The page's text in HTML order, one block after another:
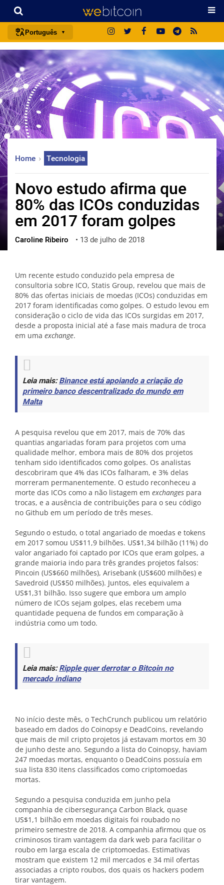
Português
português (BR)
english
español
français
italiano
deutsch
中文
한국어
العربية
ไทย
ქართული
Home Tecnologia
Novo estudo afirma que
80% das ICOs conduzidas
em 2017 foram golpes
Caroline Ribeiro • 13 de julho de 2018
Um recente estudo conduzido pela empresa de
consultoria sobre ICO, Statis Group, revelou que mais de
80% das ofertas iniciais de moedas (ICOs) conduzidas em
2017 foram identificadas como golpes. O estudo levou em
consideração o ciclo de vida das ICOs surgidas em 2017,
desde a proposta inicial até a fase mais madura de troca
em uma exchange.
Leia mais:Binance está apoiando a criação do
primeiro banco descentralizado do mundo em
Malta
A pesquisa revelou que em 2017, mais de 70% das
quantias angariadas foram para projetos com uma
qualidade melhor, embora mais de 80% dos projetos
tenham sido identificados como golpes. Os analistas
descobriram que 4% das ICOs falharam, e 3% delas
morreram permanentemente. O estudo reconheceu a
morte das ICOs como a não listagem em exchanges para
trocas, e a ausência de contribuições para o seu código
no Github em um período de três meses.
Segundo o estudo, o total angariado de moedas e tokens
em 2017 somou US$11,9 bilhões. US$1,34 bilhão (11%) do
valor angariado foi captado por ICOs que eram golpes, a
grande maioria indo para três grandes projetos falsos:
Pincoin (US$660 milhões), Arisebank (US$600 milhões) e
Savedroid (US$50 milhões). Juntos, eles equivalem a
US$1,31 bilhão. Isso sugere que embora um amplo
número de ICOs sejam golpes, elas recebem uma
quantidade pequena de fundos em comparação à
indústria como um todo.
Leia mais:Ripple quer derrotar o Bitcoin no
mercado indiano
No início deste mês, o TechCrunch publicou um relatório
baseado em dados do Coinopsy e DeadCoins, revelando
que mais de mil cripto projetos já estavam mortos em 30
de junho deste ano. Segundo a lista do Coinopsy, haviam
247 moedas mortas, enquanto o DeadCoins possuía em
sua lista 830 itens classificados como criptomoedas
mortas.
Segundo a pesquisa conduzida em junho pela
companhia de cibersegurança Carbon Black, quase
US$1,1 bilhão em moedas digitais foi roubado no
primeiro semestre de 2018. A companhia afirmou que os
criminosos tiram vantagem da dark web para facilitar o
roubo em larga escala de criptomoedas. Estimativas
mostram que existem 12 mil mercados e 34 mil ofertas
associadas a cripto roubos, dos quais os hackers podem
tirar vantagem.